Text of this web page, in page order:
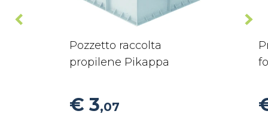
Pozzetto raccolta
propilene Pikappa
€ 3,07